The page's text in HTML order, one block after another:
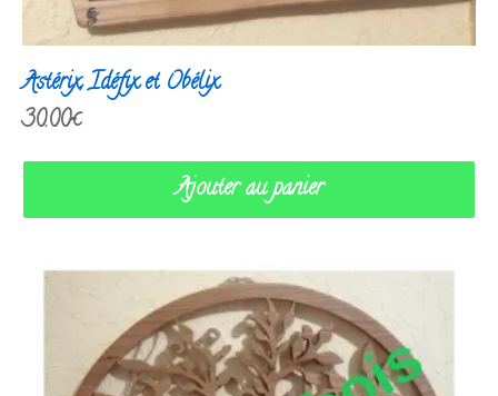
Astérix, Idéfix et Obélix
30.00€
Ajouter au panier